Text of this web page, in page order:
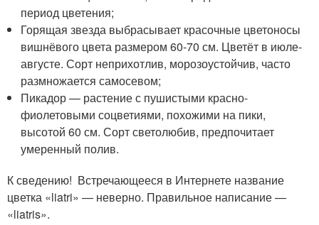
период цветения;
Горящая звезда выбрасывает красочные цветоносы
вишнёвого цвета размером 60-70 см. Цветёт в июле-
августе. Сорт неприхотлив, морозоустойчив, часто
размножается самосевом;
Пикадор — растение с пушистыми красно-
фиолетовыми соцветиями, похожими на пики,
высотой 60 см. Сорт светолюбив, предпочитает
умеренный полив.
К сведению! Встречающееся в Интернете название
цветка «liatri» — неверно. Правильное написание —
«liatris».